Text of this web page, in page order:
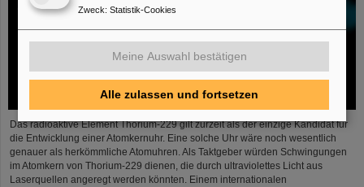
Das radioaktive Element Thorium-229 gilt zurzeit als der einzige Kandidat für
die Entwicklung einer Atomkernuhr. Eine solche Uhr wäre noch wesentlich
genauer als herkömmliche Atomuhren. Als Taktgeber würden Schwingungen
im Atomkern von Thorium-229 dienen, die durch ultraviolettes Licht aus
Laserquellen angeregt werden könnten. Einem internationalen
Zweck: Statistik-Cookies
Meine Auswahl bestätigen
Alle zulassen und fortsetzen